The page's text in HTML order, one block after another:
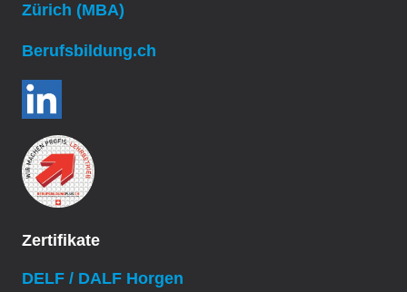
Zürich (MBA)
Berufsbildung.ch
Zertifikate
DELF / DALF Horgen